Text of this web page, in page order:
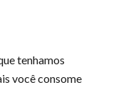
tenhamos
você consome